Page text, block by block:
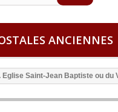
ANCIENNES
Saint-Jean Baptiste ou du